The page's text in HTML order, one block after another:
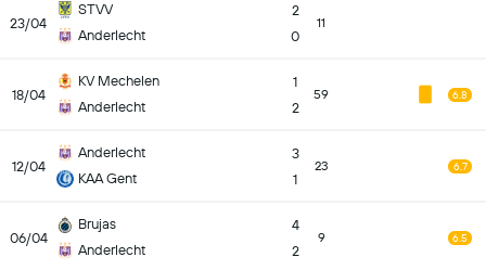
23/04
STVV
Anderlecht
2
0
11
18/04
KV Mechelen
Anderlecht
1
2
59 6.8
12/04
Anderlecht
KAA Gent
3
1
23 6.7
06/04
Brujas
Anderlecht
4
2
9 6.5